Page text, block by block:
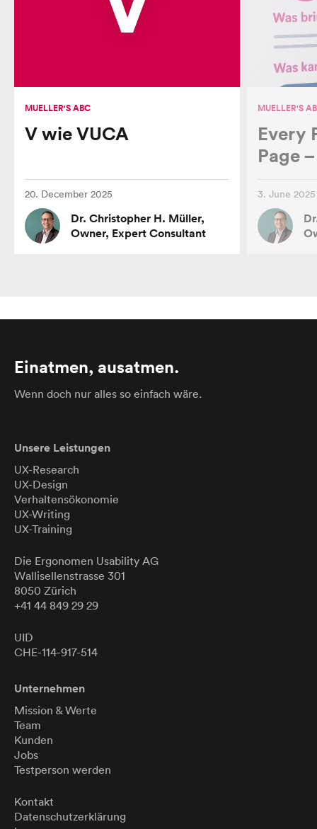
MUELLER'S ABC
V wie VUCA
20. December 2025
Dr. Christopher H. Müller,
Owner, Expert Consultant
MUELLER'S
Every
Page
3. June 2025
Einatmen, ausatmen.
Wenn doch nur alles so einfach wäre.
Unsere Leistungen
UX-Research
UX-Design
Verhaltensökonomie
UX-Writing
UX-Training
Die Ergonomen Usability AG
Wallisellenstrasse 301
8050 Zürich
+41 44 849 29 29
UID
CHE-114-917-514
Unternehmen
Mission & Werte
Team
Kunden
Jobs
Testperson werden
Kontakt
Datenschutzerklärung